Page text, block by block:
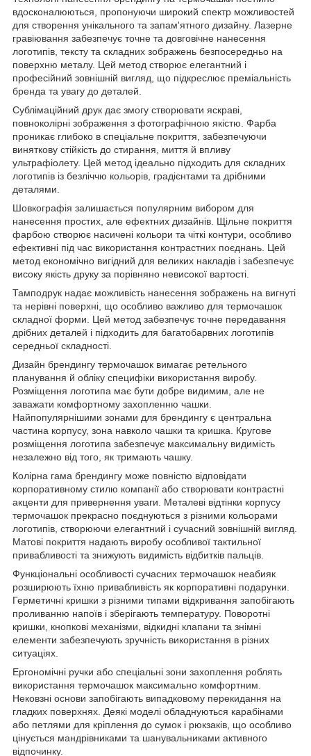
вдосконалюються, пропонуючи широкий спектр можливостей
для створення унікального та запам'ятного дизайну. Лазерне
гравіювання забезпечує точне та довговічне нанесення
логотипів, тексту та складних зображень безпосередньо на
поверхню металу. Цей метод створює елегантний і
професійний зовнішній вигляд, що підкреслює преміальність
бренда та увагу до деталей.
Сублімаційний друк дає змогу створювати яскраві,
повноколірні зображення з фотографічною якістю. Фарба
проникає глибоко в спеціальне покриття, забезпечуючи
виняткову стійкість до стирання, миття й впливу
ультрафіолету. Цей метод ідеально підходить для складних
логотипів із безліччю кольорів, градієнтами та дрібними
деталями.
Шовкографія залишається популярним вибором для
нанесення простих, але ефектних дизайнів. Щільне покриття
фарбою створює насичені кольори та чіткі контури, особливо
ефективні під час використання контрастних поєднань. Цей
метод економічно вигідний для великих накладів і забезпечує
високу якість друку за порівняно невисокої вартості.
Тамподрук надає можливість нанесення зображень на вигнуті
та нерівні поверхні, що особливо важливо для термочашок
складної форми. Цей метод забезпечує точне передавання
дрібних деталей і підходить для багатобарвних логотипів
середньої складності.
Дизайн брендингу термочашок вимагає ретельного
планування й обліку специфіки використання виробу.
Розміщення логотипа має бути добре видимим, але не
заважати комфортному захопленню чашки.
Найпопулярнішими зонами для брендингу є центральна
частина корпусу, зона навколо чашки та кришка. Кругове
розміщення логотипа забезпечує максимальну видимість
незалежно від того, як тримають чашку.
Колірна гама брендингу може повністю відповідати
корпоративному стилю компанії або створювати контрастні
акценти для привернення уваги. Металеві відтінки корпусу
термочашок прекрасно поєднуються з різними кольорами
логотипів, створюючи елегантний і сучасний зовнішній вигляд.
Матові покриття надають виробу особливої тактильної
привабливості та знижують видимість відбитків пальців.
Функціональні особливості сучасних термочашок неабияк
розширюють їхню привабливість як корпоративні подарунки.
Герметичні кришки з різними типами відкривання запобігають
проливанню напоїв і зберігають температуру. Поворотні
кришки, кнопкові механізми, відкидні клапани та знімні
елементи забезпечують зручність використання в різних
ситуаціях.
Ергономічні ручки або спеціальні зони захоплення роблять
використання термочашок максимально комфортним.
Нековзні основи запобігають випадковому перекидання на
гладких поверхнях. Деякі моделі обладнуються карабінами
або петлями для кріплення до сумок і рюкзаків, що особливо
цінується мандрівниками та шанувальниками активного
відпочинку.